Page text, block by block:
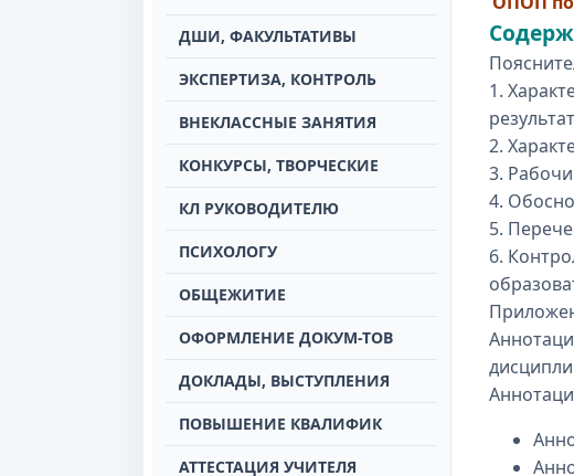
ДШИ, ФАКУЛЬТАТИВЫ
ЭКСПЕРТИЗА, КОНТРОЛЬ
ВНЕКЛАССНЫЕ ЗАНЯТИЯ
КОНКУРСЫ, ТВОРЧЕСКИЕ
КЛ РУКОВОДИТЕЛЮ
ПСИХОЛОГУ
ОБЩЕЖИТИЕ
ОФОРМЛЕНИЕ ДОКУМ-ТОВ
ДОКЛАДЫ, ВЫСТУПЛЕНИЯ
ПОВЫШЕНИЕ КВАЛИФИК
АТТЕСТАЦИЯ УЧИТЕЛЯ
1.
2.
3.
4.
5.
6.